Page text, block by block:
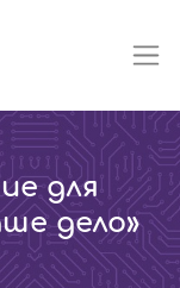
для
дело»